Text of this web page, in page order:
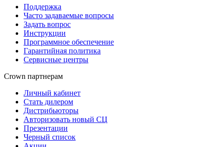
Поддержка
Часто задаваемые вопросы
Задать вопрос
Инструкции
Программное обеспечение
Гарантийная политика
Сервисные центры
Crown партнерам
Личный кабинет
Стать дилером
Дистрибьюторы
Авторизовать новый СЦ
Презентации
Черный список